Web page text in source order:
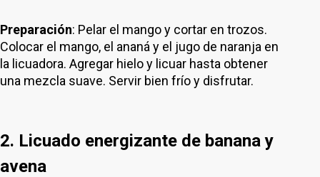
Preparación: Pelar el mango y cortar en trozos.
Colocar el mango, el ananá y el jugo de naranja en
la licuadora. Agregar hielo y licuar hasta obtener
una mezcla suave. Servir bien frío y disfrutar.
2. Licuado energizante de banana y
avena